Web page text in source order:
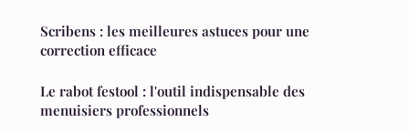
Scribens : les meilleures astuces pour une
correction efficace
Le rabot festool : l'outil indispensable des
menuisiers professionnels